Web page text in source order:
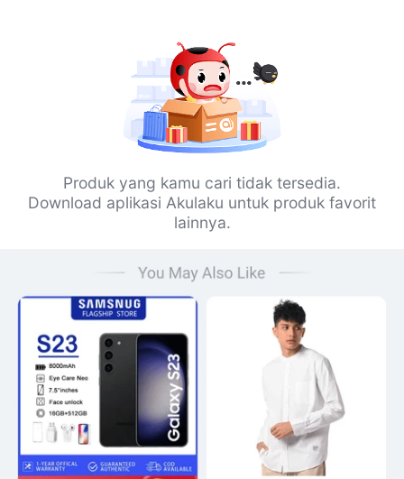
Produk yang kamu cari tidak tersedia.
Download aplikasi Akulaku untuk produk favorit
lainnya.